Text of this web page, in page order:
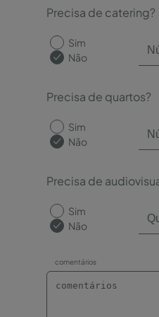
Precisa de catering?
Sim
Não
Precisa de quartos?
Sim
Não
Precisa de
Sim
Não
comentários